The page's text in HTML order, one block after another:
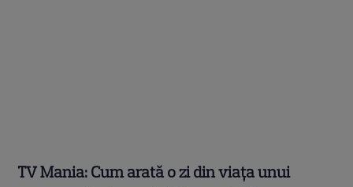
TV Mania: Cum arată o zi din viața unui